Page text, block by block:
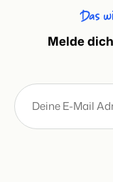
Das
Melde